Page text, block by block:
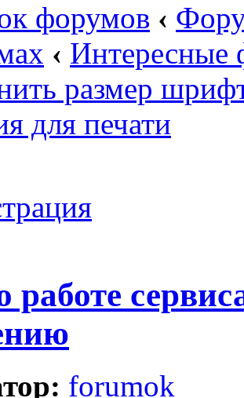
форумов ‹
‹ Интересные
размер
для печати
работе
forumok